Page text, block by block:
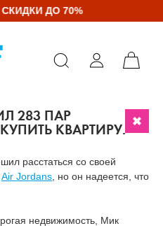
ДО 70%
283 ПАР
КВАРТИРУ.
расстаться со своей
Air Jordans , но он надеется, что
недвижимость, Мик